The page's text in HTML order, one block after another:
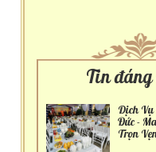
Tin
Dịch Vụ
Đức -
Trọn